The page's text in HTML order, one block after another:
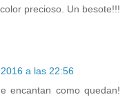
precioso. Un besote!!!
a las 22:56
encantan como quedan!